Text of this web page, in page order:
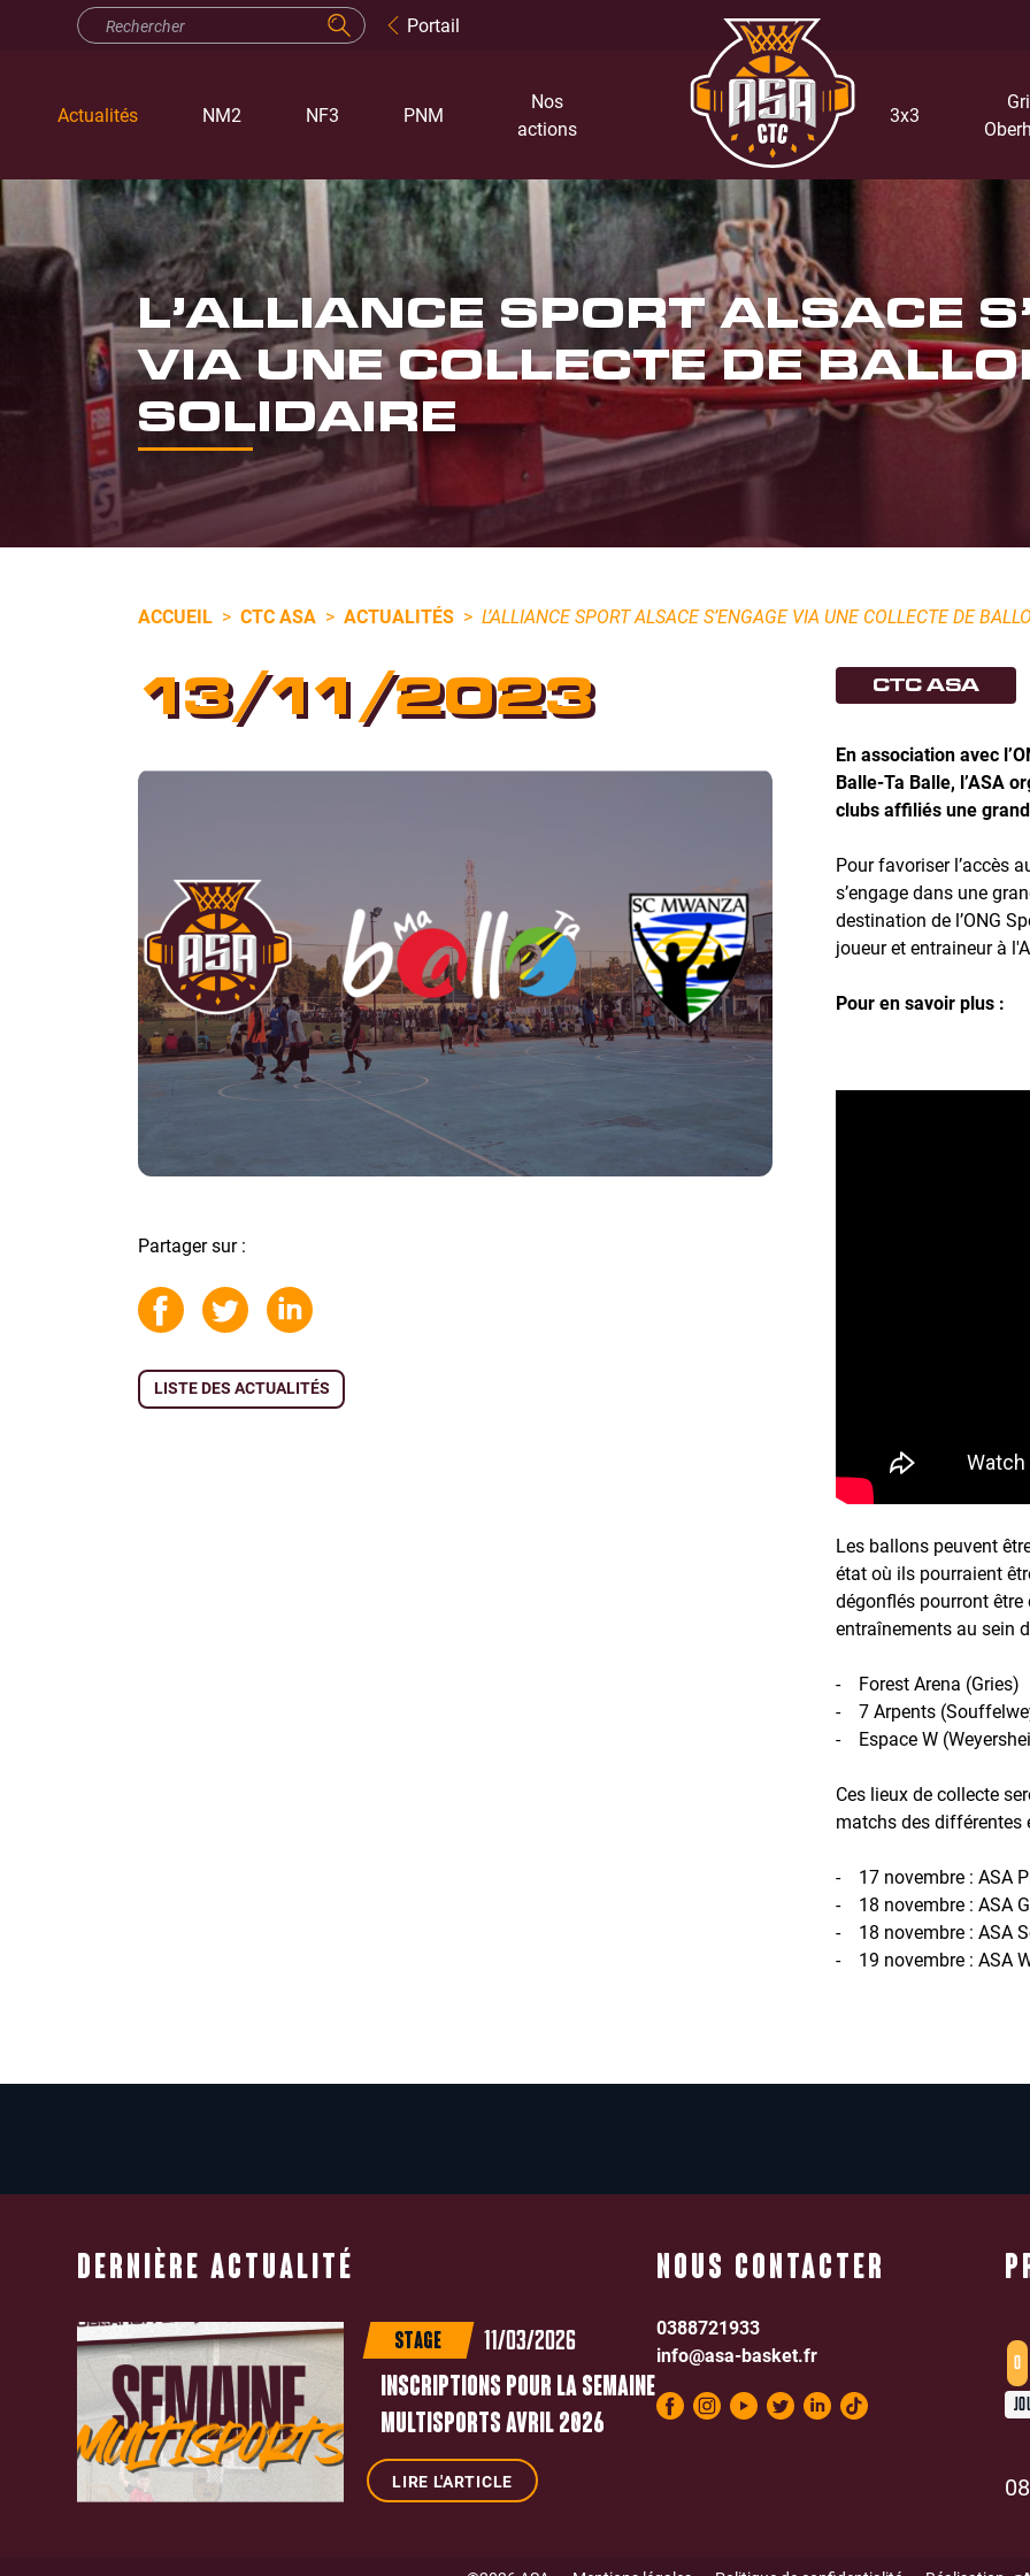
Portail
Actualités NM2 NF3 PNM
Nos
actions
3x3
L’ALLIANCE SPORT ALSACE
VIA UNE COLLECTE DE
SOLIDAIRE
ACCUEIL > CTC ASA > ACTUALITÉS > L’ALLIANCE SPORT ALSACE S’ENGAGE VIA UNE COLLECTE DE
13/11/2023
Partager sur :
LISTE DES ACTUALITÉS
CTC ASA
En association avec
Balle-Ta Balle, l’ASA
clubs affiliés une
Pour favoriser l’accès
s’engage dans une
destination de l’ONG
joueur et entraineur à
Pour en savoir plus :
Les ballons peuvent
état où ils pourraient
dégonflés pourront
entraînements au sein
- Forest Arena (Gries)
- 7 Arpents
- Espace W
Ces lieux de collecte
matchs des différentes
- 17 novembre : ASA
- 18 novembre : ASA
- 18 novembre : ASA
- 19 novembre : ASA
DERNIÈRE ACTUALITÉ
STAGE 11/03/2026
INSCRIPTIONS POUR LA SEMAINE
MULTISPORTS AVRIL 2026
LIRE L'ARTICLE
NOUS CONTACTER
0388721933
info@asa-basket.fr
0